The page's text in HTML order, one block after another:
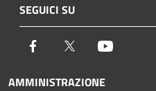
SEGUICI SU
Facebook Twitter
AMMINISTRAZIONE